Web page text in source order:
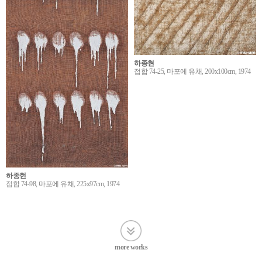
하종현
접합 74-25, 마포에 유채, 200x100cm, 1974
하종현
접합 74-98, 마포에 유채, 225x97cm, 1974
more works